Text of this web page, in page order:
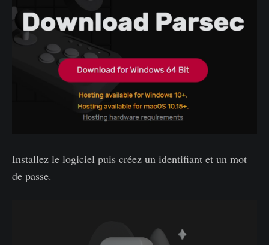
Installez le logiciel puis créez un identifiant et un mot
de passe.